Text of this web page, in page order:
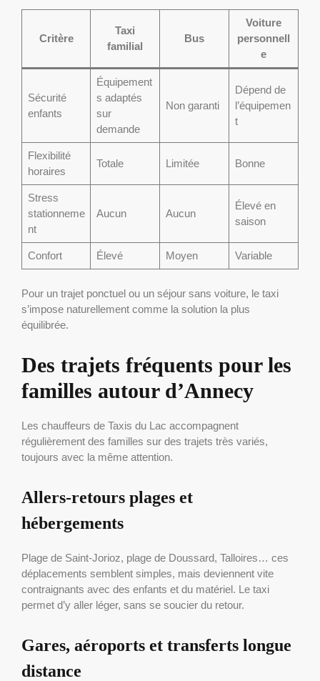
Critère
Taxi
familial
Bus
Voiture
personnell
e
Sécurité
enfants
Équipement
s adaptés
sur
demande
Non garanti
Dépend de
l’équipemen
t
Flexibilité
horaires
Totale Limitée Bonne
Stress
stationneme
nt
Aucun Aucun
Élevé en
saison
Confort Élevé Moyen Variable
Pour un trajet ponctuel ou un séjour sans voiture, le taxi
s’impose naturellement comme la solution la plus
équilibrée.
Des trajets fréquents pour les
familles autour d’Annecy
Les chauffeurs de Taxis du Lac accompagnent
régulièrement des familles sur des trajets très variés,
toujours avec la même attention.
Allers-retours plages et
hébergements
Plage de Saint-Jorioz, plage de Doussard, Talloires… ces
déplacements semblent simples, mais deviennent vite
contraignants avec des enfants et du matériel. Le taxi
permet d’y aller léger, sans se soucier du retour.
Gares, aéroports et transferts longue
distance